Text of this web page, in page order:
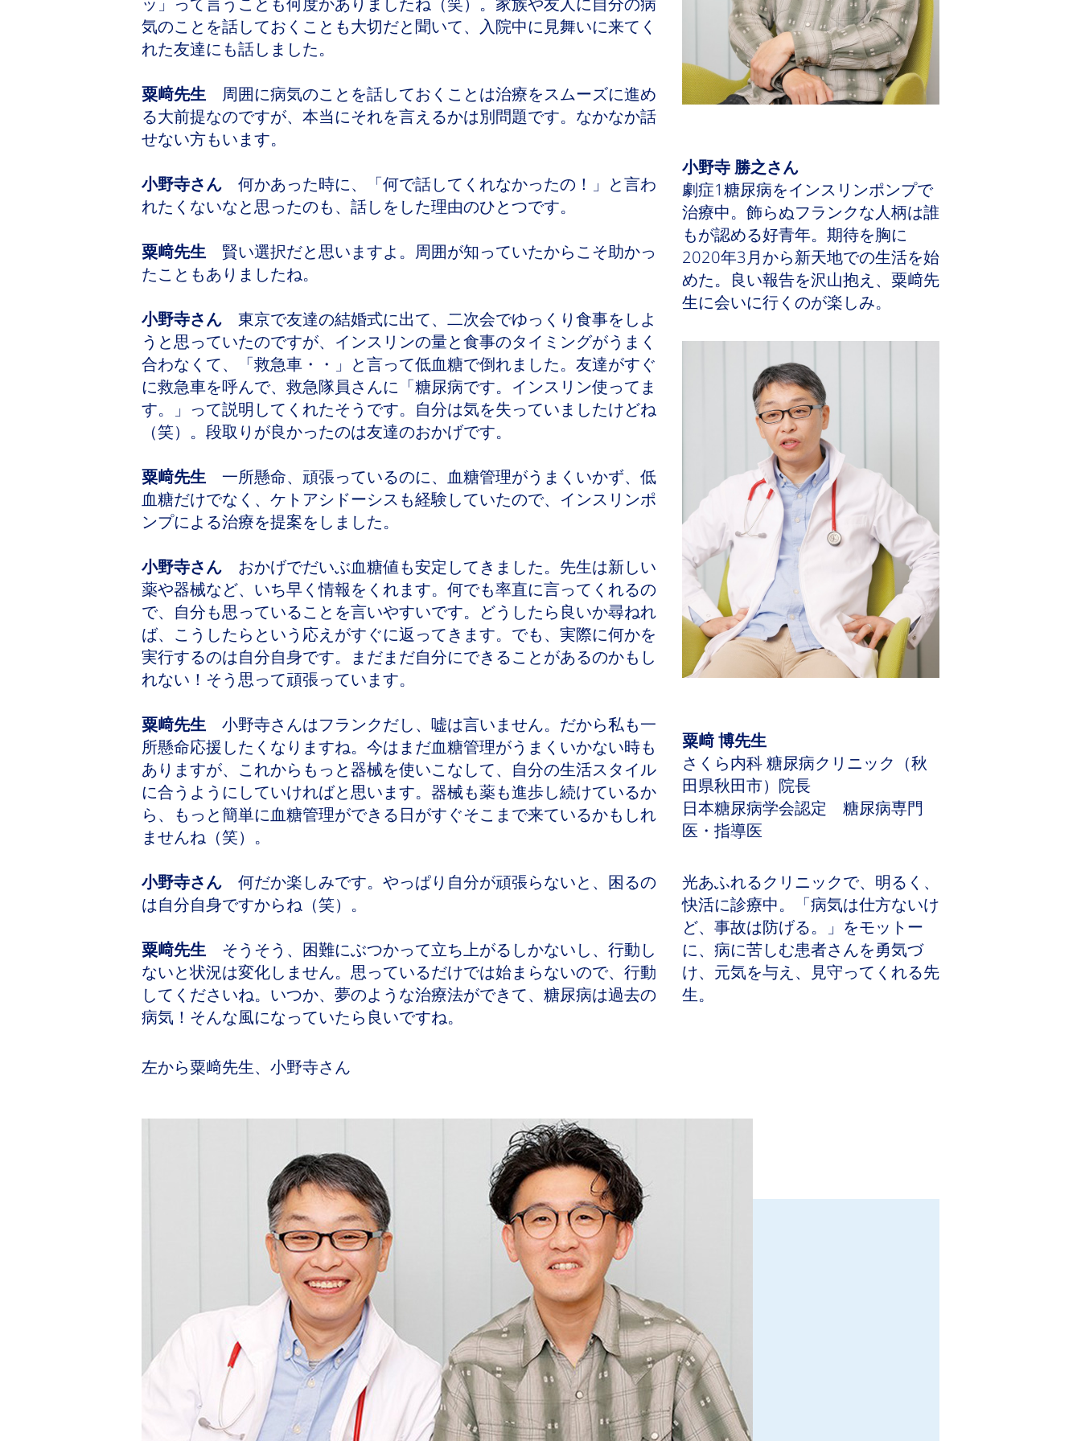
気のことを話しておくことも大切だと聞いて、入院中に見舞いに来てく
れた友達にも話しました。
粟﨑先生 周囲に病気のことを話しておくことは治療をスムーズに進め
る大前提なのですが、本当にそれを言えるかは別問題です。なかなか話
せない方もいます。
小野寺さん 何かあった時に、「何で話してくれなかったの！」と言わ
れたくないなと思ったのも、話しをした理由のひとつです。
粟﨑先生 賢い選択だと思いますよ。周囲が知っていたからこそ助かっ
たこともありましたね。
小野寺さん 東京で友達の結婚式に出て、二次会でゆっくり食事をしよ
うと思っていたのですが、インスリンの量と食事のタイミングがうまく
合わなくて、「救急車・・」と言って低血糖で倒れました。友達がすぐ
に救急車を呼んで、救急隊員さんに「糖尿病です。インスリン使ってま
す。」って説明してくれたそうです。自分は気を失っていましたけどね
（笑）。段取りが良かったのは友達のおかげです。
粟﨑先生 一所懸命、頑張っているのに、血糖管理がうまくいかず、低
血糖だけでなく、ケトアシドーシスも経験していたので、インスリンポ
ンプによる治療を提案をしました。
小野寺さん おかげでだいぶ血糖値も安定してきました。先生は新しい
薬や器械など、いち早く情報をくれます。何でも率直に言ってくれるの
で、自分も思っていることを言いやすいです。どうしたら良いか尋ねれ
ば、こうしたらという応えがすぐに返ってきます。でも、実際に何かを
実行するのは自分自身です。まだまだ自分にできることがあるのかもし
れない！そう思って頑張っています。
粟﨑先生 小野寺さんはフランクだし、嘘は言いません。だから私も一
所懸命応援したくなりますね。今はまだ血糖管理がうまくいかない時も
ありますが、これからもっと器械を使いこなして、自分の生活スタイル
に合うようにしていければと思います。器械も薬も進歩し続けているか
ら、もっと簡単に血糖管理ができる日がすぐそこまで来ているかもしれ
ませんね（笑）。
小野寺さん 何だか楽しみです。やっぱり自分が頑張らないと、困るの
は自分自身ですからね（笑）。
粟﨑先生 そうそう、困難にぶつかって立ち上がるしかないし、行動し
ないと状況は変化しません。思っているだけでは始まらないので、行動
してくださいね。いつか、夢のような治療法ができて、糖尿病は過去の
病気！そんな風になっていたら良いですね。
小野寺 勝之さん
劇症1糖尿病をインスリンポンプで
治療中。飾らぬフランクな人柄は誰
もが認める好青年。期待を胸に
2020年3月から新天地での生活を始
めた。良い報告を沢山抱え、粟﨑先
生に会いに行くのが楽しみ。
粟﨑 博先生
さくら内科 糖尿病クリニック（秋
田県秋田市）院長
日本糖尿病学会認定 糖尿病専門
医・指導医
光あふれるクリニックで、明るく、
快活に診療中。「病気は仕方ないけ
ど、事故は防げる。」をモットー
に、病に苦しむ患者さんを勇気づ
け、元気を与え、見守ってくれる先
生。
左から粟﨑先生、小野寺さん